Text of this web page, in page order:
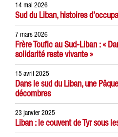
14 mai 2026
Sud du Liban, histoires
7 mars 2026
Frère Toufic au Sud-Liban : «
solidarité reste vivante »
15 avril 2025
Dans le sud du Liban, une
décombres
23 janvier 2025
Liban : le couvent de Tyr sous